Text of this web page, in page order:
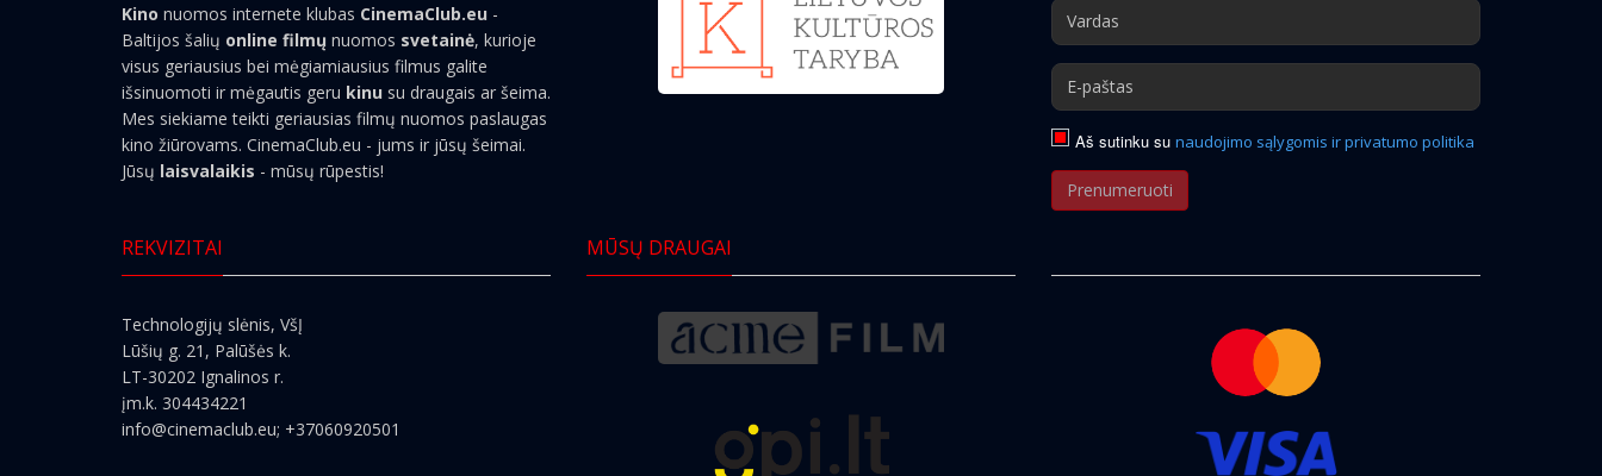
Kino nuomos internete klubas CinemaClub.eu -
Baltijos šalių online filmų nuomos svetainė, kurioje
visus geriausius bei mėgiamiausius filmus galite
išsinuomoti ir mėgautis geru kinu su draugais ar šeima.
Mes siekiame teikti geriausias filmų nuomos paslaugas
kino žiūrovams. CinemaClub.eu - jums ir jūsų šeimai.
Jūsų laisvalaikis - mūsų rūpestis!
Aš sutinku su naudojimo sąlygomis ir privatumo politika
Prenumeruoti
REKVIZITAI
Technologijų slėnis, VšĮ
Lūšių g. 21, Palūšės k.
LT-30202 Ignalinos r.
įm.k. 304434221
info@cinemaclub.eu; +37060920501
MŪSŲ DRAUGAI